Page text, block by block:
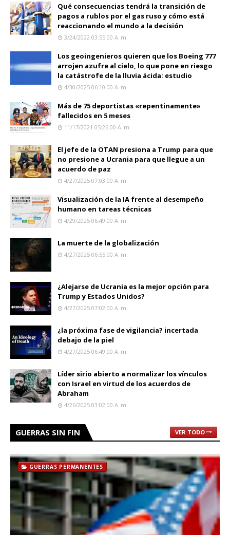
Qué consecuencias tendrá la transición de
pagos a rublos por el gas ruso y cómo está
reaccionando el mundo a la decisión
3/24/2022 03:55:00 A. M.
Los geoingenieros quieren que los Boeing 777
arrojen azufre al cielo, lo que pone en riesgo
la catástrofe de la lluvia ácida: estudio
4/30/2025 06:10:00 A. M.
Más de 75 deportistas «repentinamente»
fallecidos en 5 meses
11/17/2021 05:26:00 A. M.
El jefe de la OTAN presiona a Trump para que
no presione a Ucrania para que llegue a un
acuerdo de paz
4/27/2025 07:03:00 A. M.
Visualización de la IA frente al desempeño
humano en tareas técnicas
4/29/2025 06:49:00 A. M.
La muerte de la globalización
4/27/2025 06:55:00 A. M.
¿Alejarse de Ucrania es la mejor opción para
Trump y Estados Unidos?
4/27/2025 07:02:00 A. M.
¿la próxima fase de vigilancia? incertada
debajo de la piel
4/27/2025 06:49:00 A. M.
Líder sirio abierto a normalizar los vínculos
con Israel en virtud de los acuerdos de
Abraham
4/26/2025 03:02:00 A. M.
GUERRAS SIN FIN VER TODO
GUERRAS PERMANENTES